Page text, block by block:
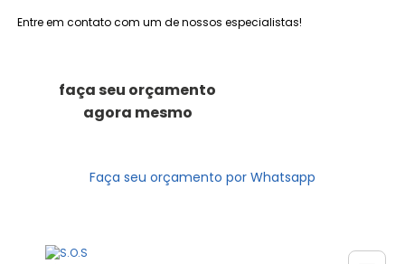
Entre em contato com um de nossos especialistas!
faça seu orçamento
agora mesmo
Faça seu orçamento por Whatsapp